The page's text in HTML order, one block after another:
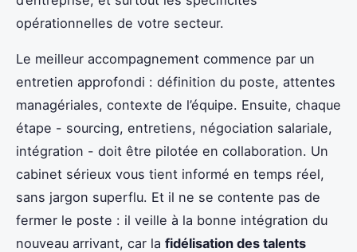
opérationnelles de votre secteur.
Le meilleur accompagnement commence par un
entretien approfondi : définition du poste, attentes
managériales, contexte de l’équipe. Ensuite, chaque
étape - sourcing, entretiens, négociation salariale,
intégration - doit être pilotée en collaboration. Un
cabinet sérieux vous tient informé en temps réel,
sans jargon superflu. Et il ne se contente pas de
fermer le poste : il veille à la bonne intégration du
nouveau arrivant, car la fidélisation des talents